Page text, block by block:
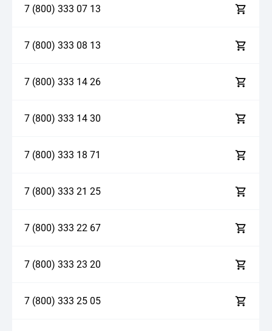
7 (800) 333 07 13
7 (800) 333 08 13
7 (800) 333 14 26
7 (800) 333 14 30
7 (800) 333 1 8 71
7 (800) 333 21 25
7 (800) 333 22 67
7 (800) 333 23 20
7 (800) 333 25 05